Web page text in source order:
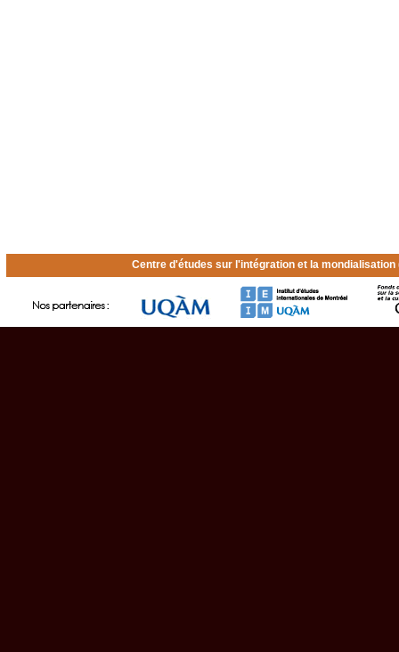
Centre d'études sur l'intégration et la mondialisation